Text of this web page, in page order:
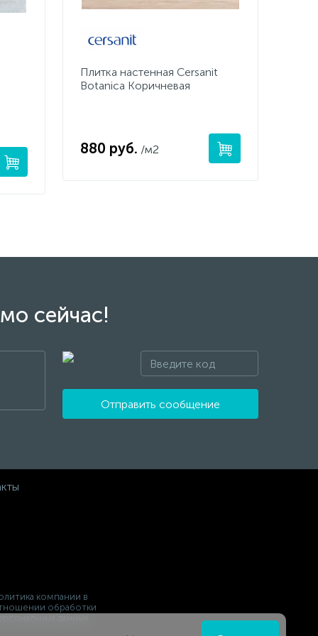
Плитка настенная Cersanit
Botanica Коричневая
880 руб. /м2
сейчас!
Отправить сообщение
компании в
обработки